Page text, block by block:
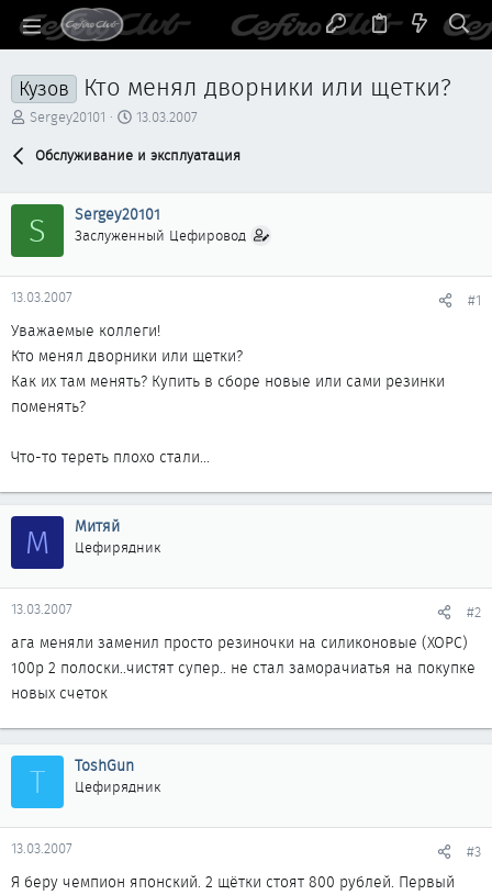
Кузов Кто менял дворники или щетки?
А
т
е
м
ы
Sergey20101
Д
т
а
ч
л
13.03.2007
Обслуживание и эксплуатация
S Sergey20101
Заслуженный Цефировод
13.03.2007 #1
Уважаемые коллеги!
Кто менял дворники или щетки?
Как их там менять? Купить в сборе новые или сами резинки
поменять?
Что-то тереть плохо стали...
М Митяй
Цефирядник
13.03.2007 #2
ага меняли заменил просто резиночки на силиконовые (ХОРС)
100р 2 полоски..чистят супер.. не стал заморачиатья на покупке
новых счеток
T ToshGun
Цефирядник
13.03.2007 #3
Я беру чемпион японский. 2 щётки стоят 800 рублей. Первый